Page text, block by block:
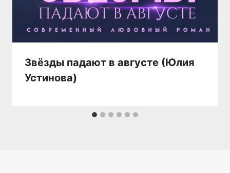
Звёзды падают в августе (Юлия
Устинова)